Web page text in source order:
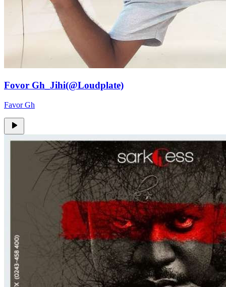
Fovor Gh_Jihi(@Loudplate)
Favor Gh